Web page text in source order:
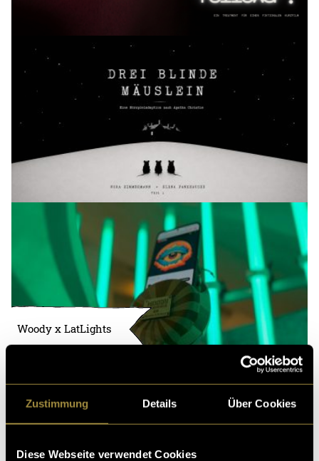
Zustimmung Details Über Cookies
Diese Webseite verwendet Cookies
Woody x LatLights